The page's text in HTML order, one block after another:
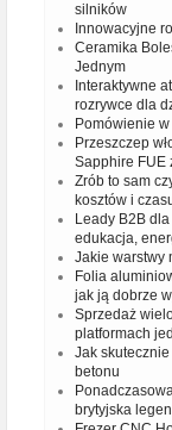
silników
Innowacyjne
Ceramika
Jednym
Interaktywne
rozrywce dla
Pomówienie
Przeszczep
Sapphire FUE
Zrób to sam
kosztów i
Leady B2B
edukacja,
Jakie warstwy
Folia
jak ją dobrze
Sprzedaż
platformach
Jak
betonu
brytyjska